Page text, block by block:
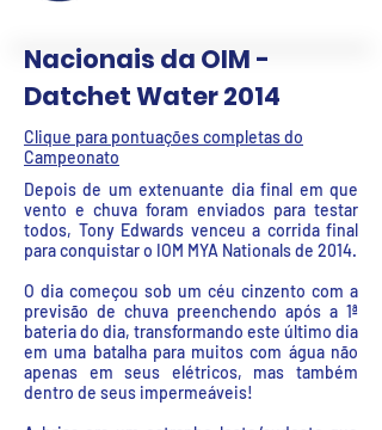
Nacionais da OIM -
Datchet Water 2014
Clique para pontuações completas do
Campeonato
Depois de um extenuante dia final em que
vento e chuva foram enviados para testar
todos, Tony Edwards venceu a corrida final
para conquistar o IOM MYA Nationals de 2014.
O dia começou sob um céu cinzento com a
previsão de chuva preenchendo após a 1ª
bateria do dia, transformando este último dia
em uma batalha para muitos com água não
apenas em seus elétricos, mas também
dentro de seus impermeáveis!